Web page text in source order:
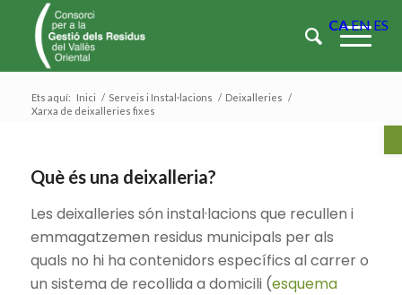
Ets aquí: Inici / Serveis i Instal·lacions / Deixalleries /
Xarxa de deixalleries fixes
Què és una deixalleria?
Les deixalleries són instal·lacions que recullen i
emmagatzemen residus municipals per als
quals no hi ha contenidors específics al carrer o
un sistema de recollida a domicili (esquema
CAEN ES